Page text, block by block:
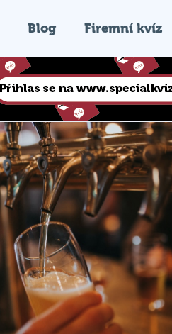
Blog Firemní kvíz